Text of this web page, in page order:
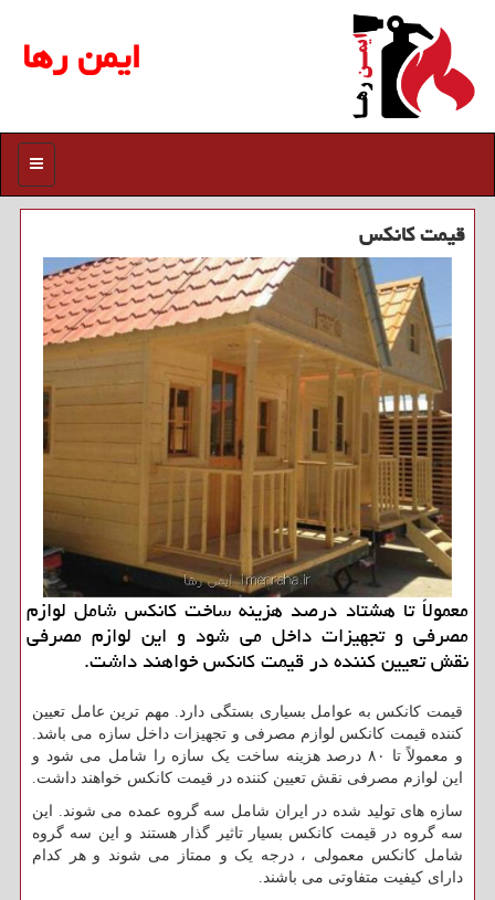
ایمن رها
منو
قیمت كانكس
معمولاً تا هشتاد درصد هزینه ساخت كانكس شامل لوازم
مصرفی و تجهیزات داخل می شود و این لوازم مصرفی
نقش تعیین كننده در قیمت كانكس خواهند داشت.
قیمت کانکس به عوامل بسیاری بستگی دارد. مهم ترین عامل تعیین
کننده قیمت کانکس لوازم مصرفی و تجهیزات داخل سازه می باشد.
و معمولاً تا ۸۰ درصد هزینه ساخت یک سازه را شامل می شود و
این لوازم مصرفی نقش تعیین کننده در قیمت کانکس خواهند داشت.
سازه های تولید شده در ایران شامل سه گروه عمده می شوند. این
سه گروه در قیمت کانکس بسیار تاثیر گذار هستند و این سه گروه
شامل کانکس معمولی ، درجه یک و ممتاز می شوند و هر کدام
دارای کیفیت متفاوتی می باشند.